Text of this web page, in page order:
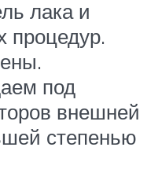
лака и
процедур.
под
внешней
степенью